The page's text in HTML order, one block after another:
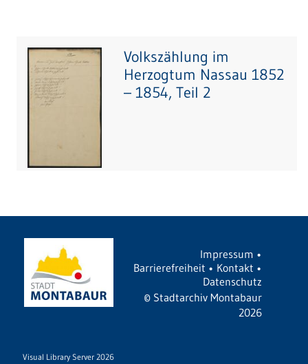
Volkszählung im
Herzogtum Nassau 1852
– 1854, Teil 2
Impressum •
Barrierefreiheit • Kontakt •
Datenschutz
© Stadtarchiv Montabaur
2026
Visual Library Server 2026